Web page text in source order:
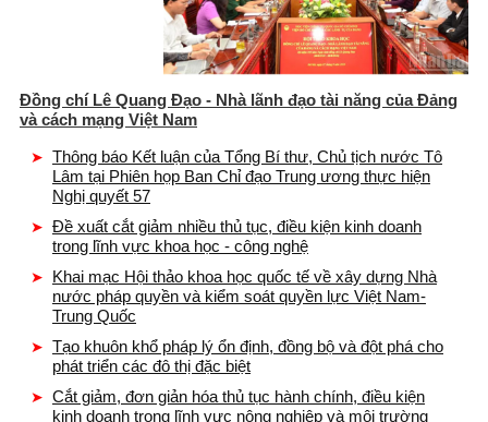
Đồng chí Lê Quang Đạo - Nhà lãnh đạo tài năng của Đảng
và cách mạng Việt Nam
Thông báo Kết luận của Tổng Bí thư, Chủ tịch nước Tô
Lâm tại Phiên họp Ban Chỉ đạo Trung ương thực hiện
Nghị quyết 57
Đề xuất cắt giảm nhiều thủ tục, điều kiện kinh doanh
trong lĩnh vực khoa học - công nghệ
Khai mạc Hội thảo khoa học quốc tế về xây dựng Nhà
nước pháp quyền và kiểm soát quyền lực Việt Nam-
Trung Quốc
Tạo khuôn khổ pháp lý ổn định, đồng bộ và đột phá cho
phát triển các đô thị đặc biệt
Cắt giảm, đơn giản hóa thủ tục hành chính, điều kiện
kinh doanh trong lĩnh vực nông nghiệp và môi trường